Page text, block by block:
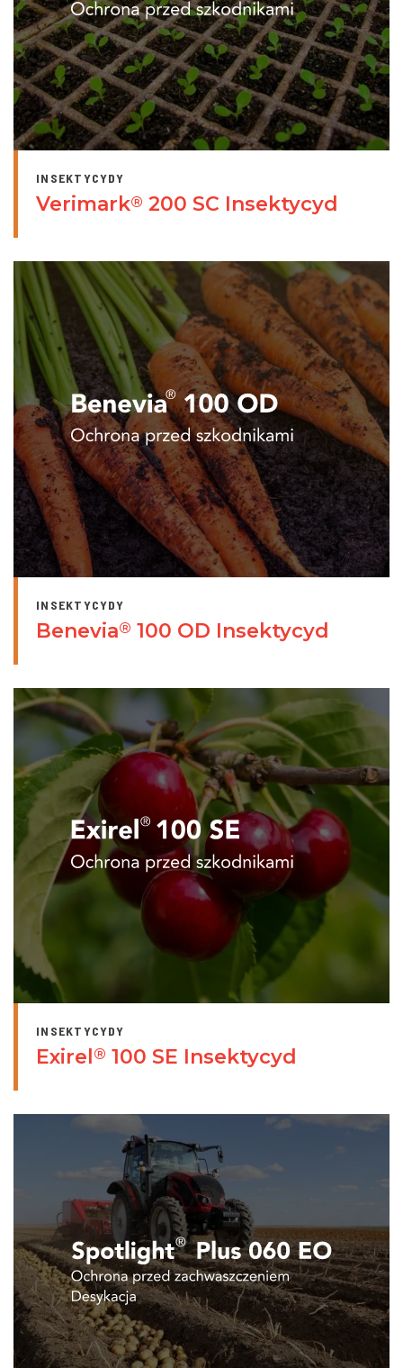
INSEKTYCYDY
Verimark® 200 SC Insektycyd
INSEKTYCYDY
Benevia® 100 OD Insektycyd
INSEKTYCYDY
Exirel ® 100 SE Insektycyd